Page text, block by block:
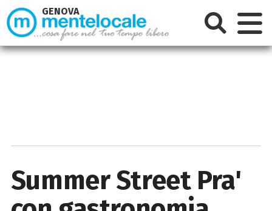
Summer Street Pra'
GENOVA